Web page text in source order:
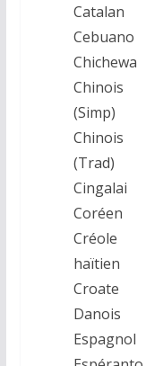
Catalan
Cebuano
Chichewa
Chinois
(Simp)
Chinois
(Trad)
Cingalai
Coréen
Créole
haïtien
Croate
Danois
Espagnol